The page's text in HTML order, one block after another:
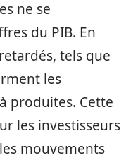
ne se
du PIB. En
tels que
les
produites. Cette
les investisseurs
mouvements